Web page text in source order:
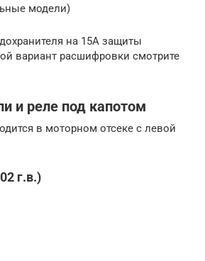
модели)
на 15А защиты
вариант расшифровки смотрите
и реле под капотом
в моторном отсеке с левой
г.в.)